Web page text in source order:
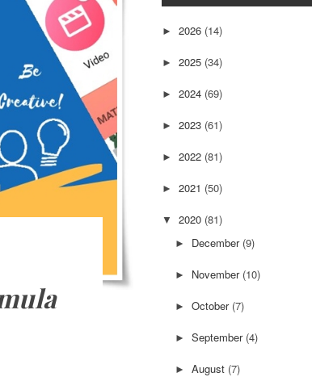
► 2026 (14)
► 2025 (34)
► 2024 (69)
► 2023 (61)
► 2022 (81)
► 2021 (50)
▼ 2020 (81)
► December (9)
► November (10)
► October (7)
► September (4)
► August (7)